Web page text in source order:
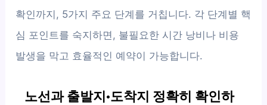
확인까지, 5가지 주요 단계를 거칩니다. 각 단계별 핵
심 포인트를 숙지하면, 불필요한 시간 낭비나 비용
발생을 막고 효율적인 예약이 가능합니다.
노선과 출발지·도착지 정확히 확인하